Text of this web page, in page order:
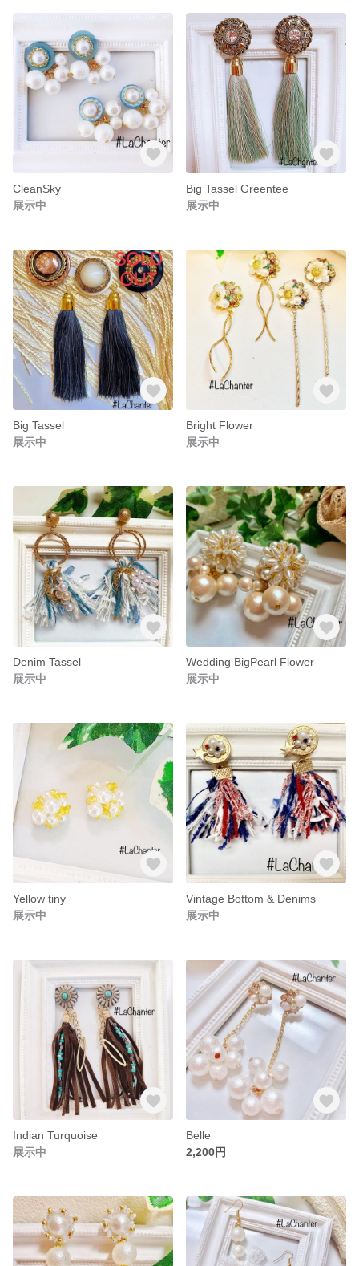
CleanSky
展示中
Big Tassel Greentee
展示中
Big Tassel
展示中
Bright Flower
展示中
Denim Tassel
展示中
Wedding BigPearl Flower
展示中
Yellow tiny
展示中
Vintage Bottom & Denims
展示中
Indian Turquoise
展示中
Belle
2,200円